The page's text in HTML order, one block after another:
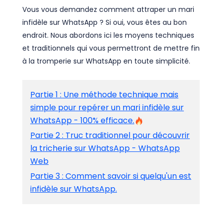
Vous vous demandez comment attraper un mari
infidèle sur WhatsApp ? Si oui, vous êtes au bon
endroit. Nous abordons ici les moyens techniques
et traditionnels qui vous permettront de mettre fin
à la tromperie sur WhatsApp en toute simplicité.
Partie 1 : Une méthode technique mais
simple pour repérer un mari infidèle sur
WhatsApp - 100% efficace.
Partie 2 : Truc traditionnel pour découvrir
la tricherie sur WhatsApp - WhatsApp
Web
Partie 3 : Comment savoir si quelqu'un est
infidèle sur WhatsApp.